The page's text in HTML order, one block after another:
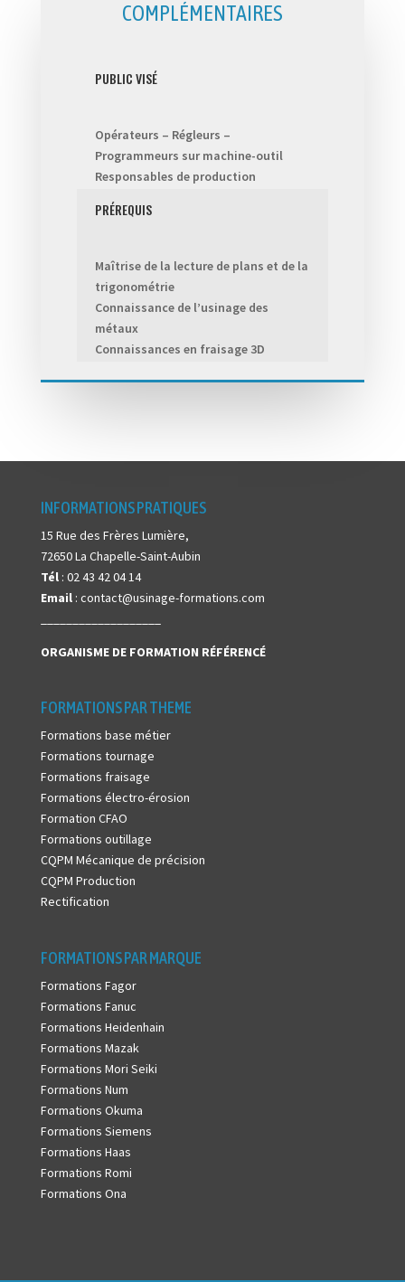
COMPLÉMENTAIRES
PUBLIC VISÉ
Opérateurs – Régleurs –
Programmeurs sur machine-outil
Responsables de production
PRÉREQUIS
Maîtrise de la lecture de plans et de la
trigonométrie
Connaissance de l’usinage des
métaux
Connaissances en fraisage 3D
INFORMATIONS PRATIQUES
15 Rue des Frères Lumière,
72650 La Chapelle-Saint-Aubin
Tél: 02 43 42 04 14
Email: contact@usinage-formations.com
ORGANISME DE FORMATION RÉFÉRENCÉ
FORMATIONS PAR THEME
Formations base métier
Formations tournage
Formations fraisage
Formations électro-érosion
Formation CFAO
Formations outillage
CQPM Mécanique de précision
CQPM Production
Rectification
FORMATIONS PAR MARQUE
Formations Fagor
Formations Fanuc
Formations Heidenhain
Formations Mazak
Formations Mori Seiki
Formations Num
Formations Okuma
Formations Siemens
Formations Haas
Formations Romi
Formations Ona